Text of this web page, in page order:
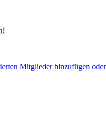
Mitglieder hinzufügen